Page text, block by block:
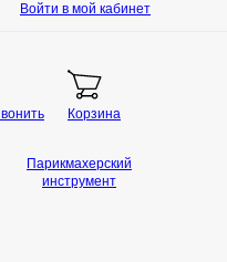
Войти в мой кабинет
Корзина
Парикмахерский
инструмент